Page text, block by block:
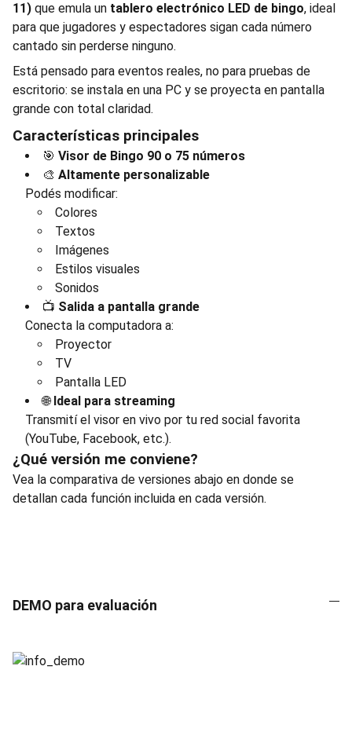
11) que emula un tablero electrónico LED de bingo, ideal
para que jugadores y espectadores sigan cada número
cantado sin perderse ninguno.
Está pensado para eventos reales, no para pruebas de
escritorio: se instala en una PC y se proyecta en pantalla
grande con total claridad.
Características principales
🎯 Visor de Bingo 90 o 75 números
🎨 Altamente personalizable
Podés modificar:
Colores
Textos
Imágenes
Estilos visuales
Sonidos
📺 Salida a pantalla grande
Conecta la computadora a:
Proyector
TV
Pantalla LED
🌐Ideal para streaming
Transmití el visor en vivo por tu red social favorita
(YouTube, Facebook, etc.).
¿Qué versión me conviene?
Vea la comparativa de versiones abajo en donde se
detallan cada función incluida en cada versión.
DEMO para evaluación